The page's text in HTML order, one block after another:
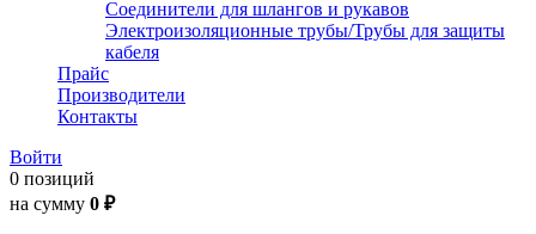
Соединители для шлангов и рукавов
Электроизоляционные трубы/Трубы для защиты
кабеля
Прайс
Производители
Контакты
Войти
0 позиций
на сумму 0 ₽